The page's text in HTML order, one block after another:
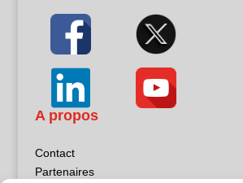
A propos
Contact
Partenaires